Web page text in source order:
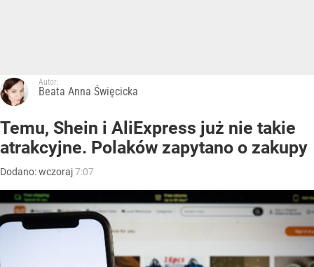
Autor:
Beata Anna Święcicka
Temu, Shein i AliExpress już nie takie
atrakcyjne. Polaków zapytano o zakupy
Dodano:wczoraj7:07